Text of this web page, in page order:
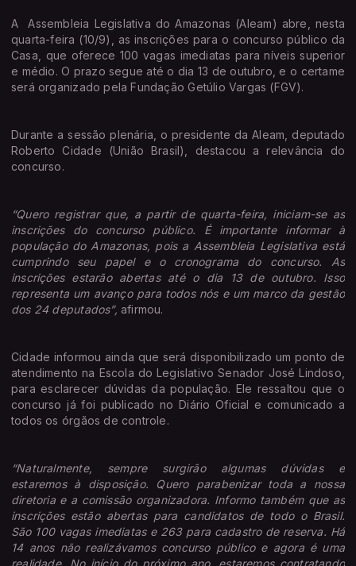
A Assembleia Legislativa do Amazonas (Aleam) abre, nesta
quarta-feira (10/9), as inscrições para o concurso público da
Casa, que oferece 100 vagas imediatas para níveis superior
e médio. O prazo segue até o dia 13 de outubro, e o certame
será organizado pela Fundação Getúlio Vargas (FGV).
Durante a sessão plenária, o presidente da Aleam, deputado
Roberto Cidade (União Brasil), destacou a relevância do
concurso.
“Quero registrar que, a partir de quarta-feira, iniciam-se as
inscrições do concurso público. É importante informar à
população do Amazonas, pois a Assembleia Legislativa está
cumprindo seu papel e o cronograma do concurso. As
inscrições estarão abertas até o dia 13 de outubro. Isso
representa um avanço para todos nós e um marco da gestão
dos 24 deputados”, afirmou.
Cidade informou ainda que será disponibilizado um ponto de
atendimento na Escola do Legislativo Senador José Lindoso,
para esclarecer dúvidas da população. Ele ressaltou que o
concurso já foi publicado no Diário Oficial e comunicado a
todos os órgãos de controle.
“Naturalmente, sempre surgirão algumas dúvidas e
estaremos à disposição. Quero parabenizar toda a nossa
diretoria e a comissão organizadora. Informo também que as
inscrições estão abertas para candidatos de todo o Brasil.
São 100 vagas imediatas e 263 para cadastro de reserva. Há
14 anos não realizávamos concurso público e agora é uma
realidade. No início do próximo ano, estaremos contratando